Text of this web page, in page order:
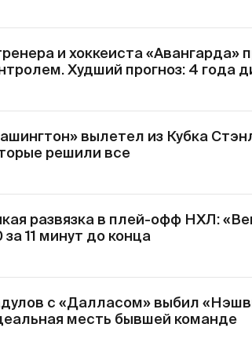
и хоккеиста «Авангарда»
Худший прогноз: 4 года
вылетел из Кубка
решили все
развязка в плей-офф НХЛ:
за 11 минут до конца
с «Далласом» выбил
месть бывшей команде